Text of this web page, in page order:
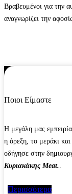
Βραβευμένοι για την
αναγνωρίζει την
Ποιοι Είμαστε
Η μεγάλη μας
η όρεξη, το μεράκι
οδήγησε στην
Κυριακάκης Meat.
Περισσότερα